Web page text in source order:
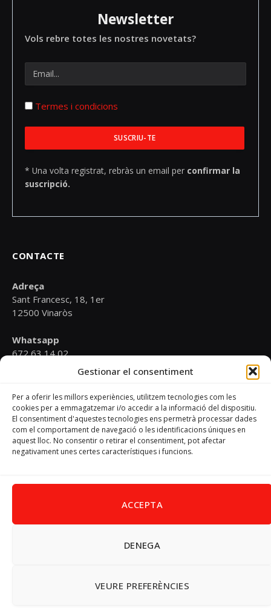
Gestionar el consentiment
Per a oferir les millors experiències, utilitzem tecnologies com les
cookies per a emmagatzemar i/o accedir a la informació del dispositiu.
El consentiment d'aquestes tecnologies ens permetrà processar dades
com el comportament de navegació o les identificacions úniques en
aquest lloc. No consentir o retirar el consentiment, pot afectar
negativament unes certes característiques i funcions.
ACCEPTA
DENEGA
VEURE PREFERÈNCIES
Newsletter
Vols rebre totes les nostres novetats?
Termes i condicions
* Una volta registrat, rebràs un email per confirmar la
suscripció.
CONTACTE
Adreça
Sant Francesc, 18, 1er
12500 Vinaròs
Whatsapp
672 63 14 02
psoevinaros@gmail.com
Horari
Dilluns de 19:00 a 20:30 h
Instagram
© 2026 PSPV - Vinaròs